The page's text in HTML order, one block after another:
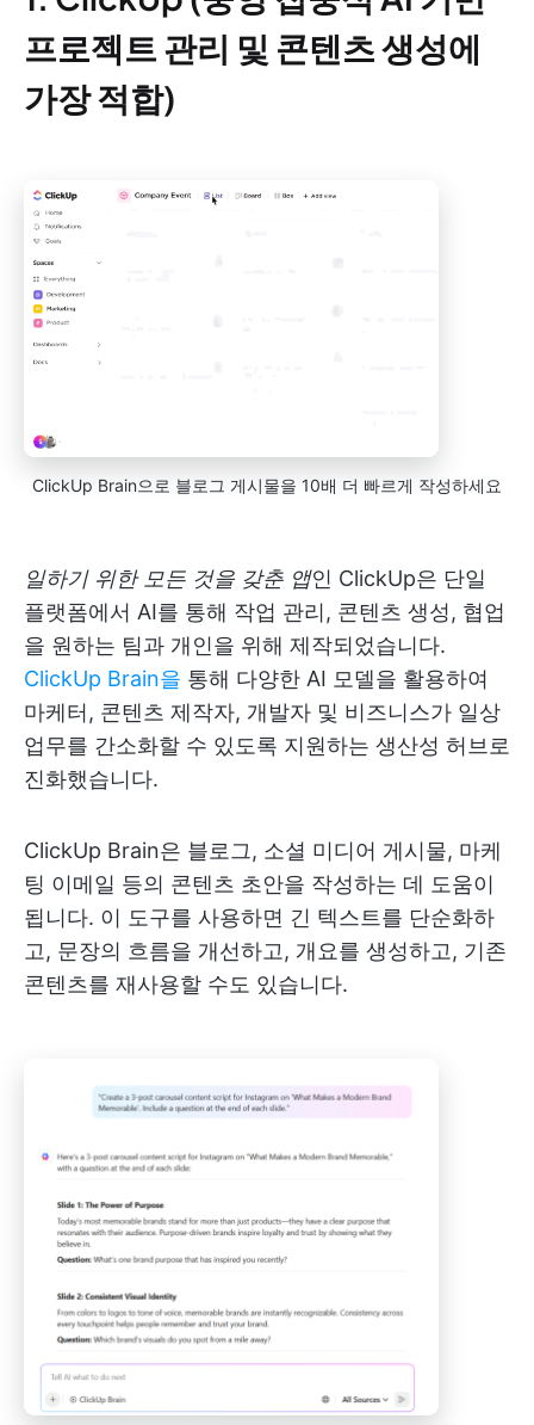
프로젝트 관리 및 콘텐츠 생성에
가장 적합)
ClickUp Brain으로 블로그 게시물을 10배 더 빠르게 작성하세요
일하기 위한 모든 것을 갖춘 앱인 ClickUp은 단일
플랫폼에서 AI를 통해 작업 관리, 콘텐츠 생성, 협업
을 원하는 팀과 개인을 위해 제작되었습니다.
ClickUp Brain을 통해 다양한 AI 모델을 활용하여
마케터, 콘텐츠 제작자, 개발자 및 비즈니스가 일상
업무를 간소화할 수 있도록 지원하는 생산성 허브로
진화했습니다.
ClickUp Brain은 블로그, 소셜 미디어 게시물, 마케
팅 이메일 등의 콘텐츠 초안을 작성하는 데 도움이
됩니다. 이 도구를 사용하면 긴 텍스트를 단순화하
고, 문장의 흐름을 개선하고, 개요를 생성하고, 기존
콘텐츠를 재사용할 수도 있습니다.